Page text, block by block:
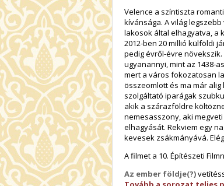
Velence a színtiszta
kívánsága. A világ
lakosok által elhagyatva, a
2012-ben 20 millió külföldi
pedig évről-évre
ugyanannyi, mint az 1438-
mert a város fokozatosan
összeomlott és ma már
szolgáltató iparágak
akik a szárazföldre
nemesasszony, aki
elhagyását. Rekviem egy
kevesek zsákmányává.
A filmet a 10. Építészeti
Az ember földje(?)